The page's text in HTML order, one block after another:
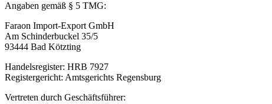
Angaben gemäß § 5 TMG:
Faraon Import-Export GmbH
Am Schinderbuckel 35/5
93444 Bad Kötzting
Handelsregister: HRB 7927
Registergericht: Amtsgerichts Regensburg
Vertreten durch Geschäftsführer: